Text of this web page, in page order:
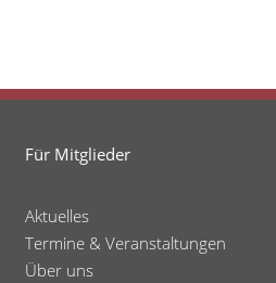
Für Mitglieder
Aktuelles
Termine & Veranstaltungen
Über uns